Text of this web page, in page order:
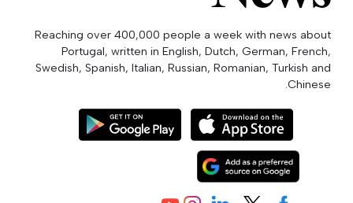
Reaching over 400,000 people a week with news about
Portugal, written in English, Dutch, German, French,
Swedish, Spanish, Italian, Russian, Romanian, Turkish and
Chinese.